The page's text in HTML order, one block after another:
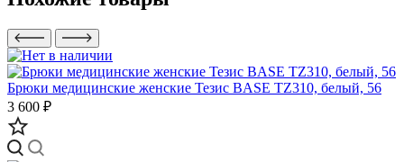
Брюки медицинские женские Тезис BASE TZ310, белый, 56
3 600 ₽